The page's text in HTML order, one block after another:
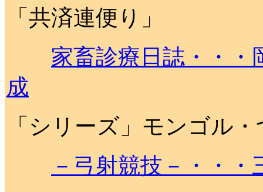
「共済連便り」
家畜診療日誌・・
成
「シリーズ」モンゴル
－弓射競技－・